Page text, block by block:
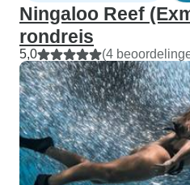
Ningaloo Reef
rondreis
5,0 (4